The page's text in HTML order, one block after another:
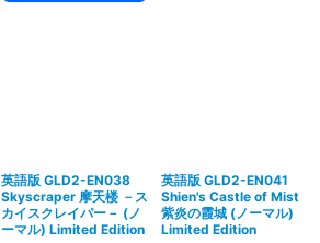
英語版 GLD2-EN038
Skyscraper 摩天楼 －ス
カイスクレイパー－ (ノ
ーマル) Limited Edition
英語版 GLD2-EN041
Shien's Castle of Mist
紫炎の霞城 (ノーマル)
Limited Edition